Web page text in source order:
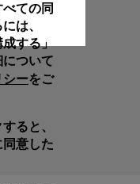
ての同
は、
する」
ついて
シーをご
ると、
意した